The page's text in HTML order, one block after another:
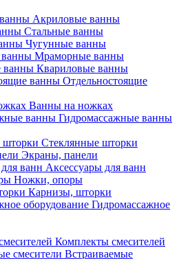
Акриловые ванны
Стальные ванны
Чугунные ванны
Мраморные ванны
Квариловые ванны
Отдельностоящие
Ванны на ножках
Гидромассажные ванны
Стеклянные шторки
Экраны, панели
Аксессуары для ванн
Ножки, опоры
Карнизы, шторки
Гидромассажное
Комплекты смесителей
Встраиваемые